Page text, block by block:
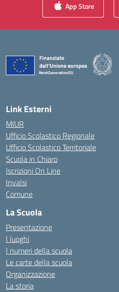
App Store
Link Esterni
MIUR
Ufficio Scolastico Regionale
Ufficio Scolastico Territoriale
Scuola in Chiaro
Iscrizioni On Line
Invalsi
Comune
La Scuola
Presentazione
I luoghi
I numeri della scuola
Le carte della scuola
Organizzazione
La storia